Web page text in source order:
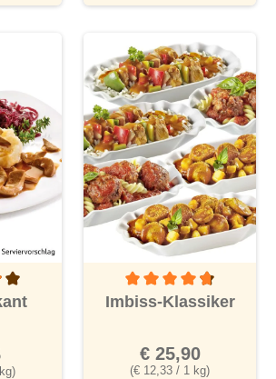
Bewertung von 3.8 von 5 Sternen
Durchschnittliche
Imbiss-Klassiker
(€ 12,33 / 1 kg)
€ 25,90